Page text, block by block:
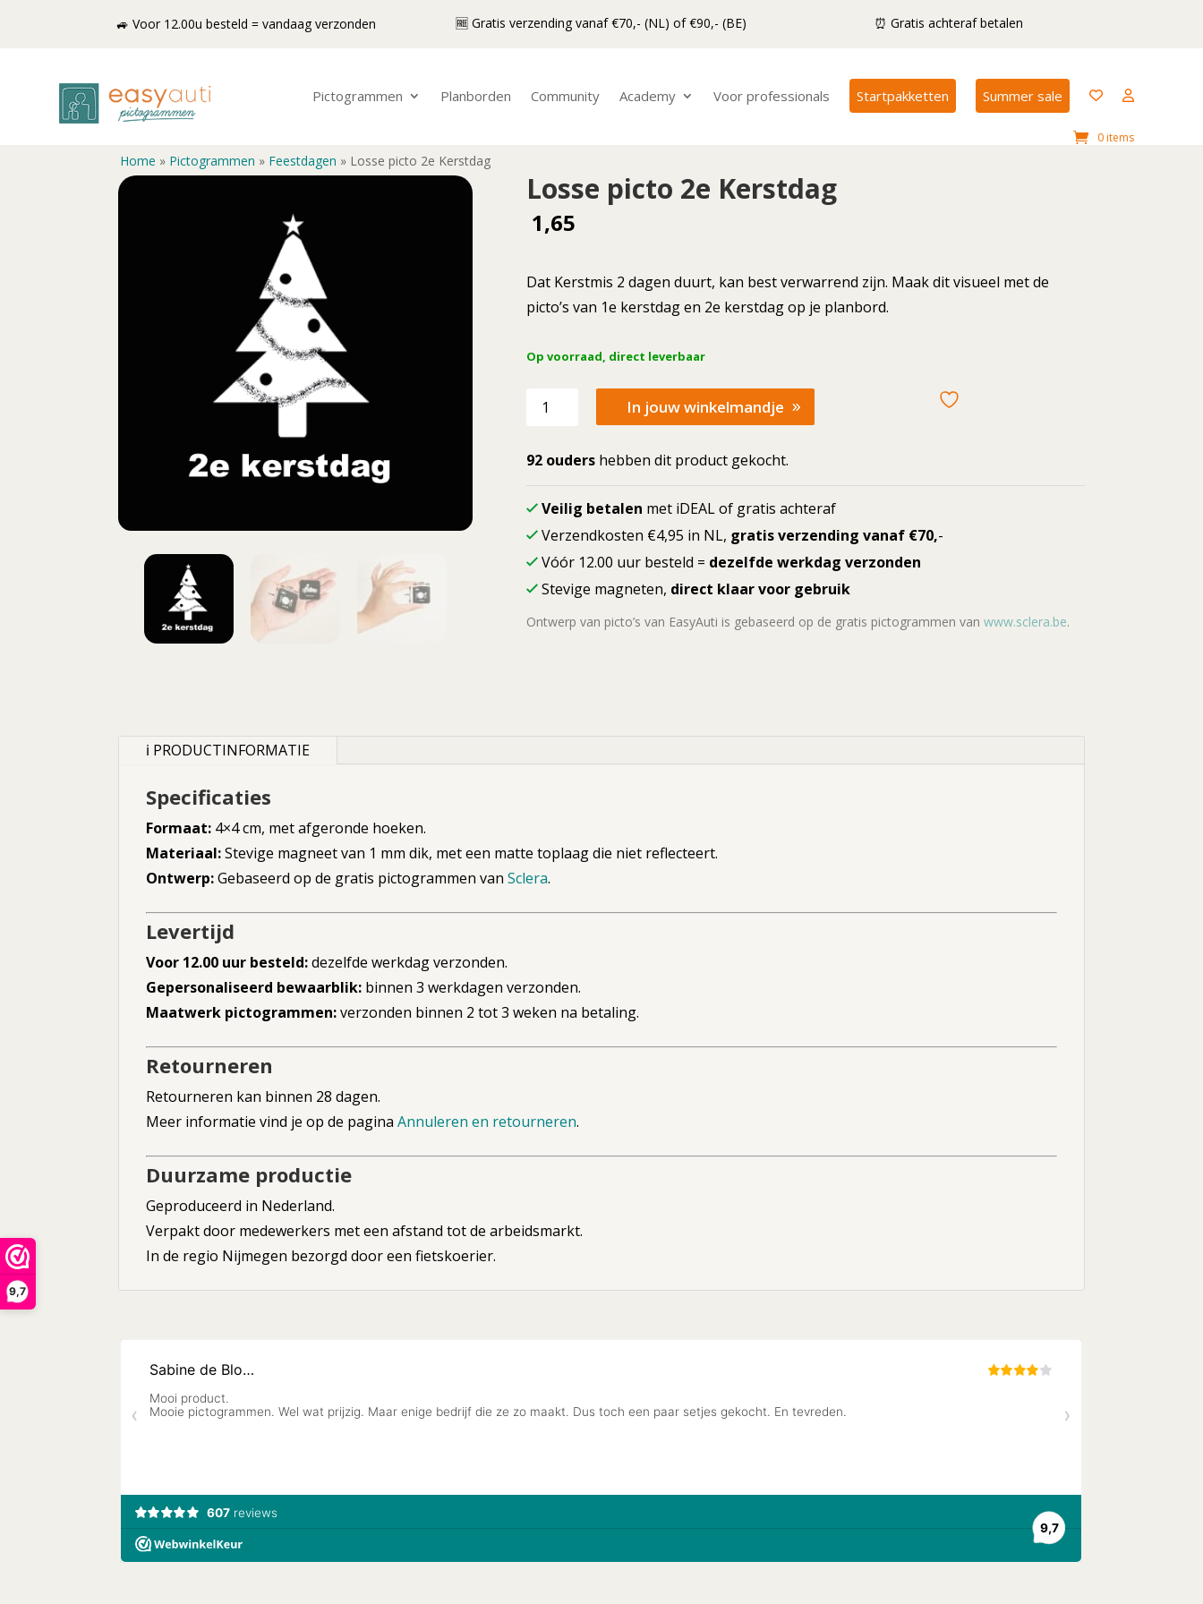
9,7
🚙 Voor 12.00u besteld = vandaag verzonden 🆓 Gratis verzending vanaf €70,- (NL) of €90,- (BE) ⏰ Gratis achteraf betalen
Pictogrammen Planborden Community Academy Voor professionals Startpakketten Summer sale
0 items
Home » Pictogrammen » Feestdagen » Losse picto 2e Kerstdag
Losse picto 2e Kerstdag
1,65
Dat Kerstmis 2 dagen duurt, kan best verwarrend zijn. Maak dit visueel met de
picto’s van 1e kerstdag en 2e kerstdag op je planbord.
Op voorraad, direct leverbaar
picto
Kerstdag
In jouw winkelmandje
92 oudershebben dit product gekocht.
Veilig betalen met iDEAL of gratis achteraf
Verzendkosten €4,95 in NL, gratis verzending vanaf €70,-
Vóór 12.00 uur besteld = dezelfde werkdag verzonden
Stevige magneten, direct klaar voor gebruik
Ontwerp van picto’s van EasyAuti is gebaseerd op de gratis pictogrammen van www.sclera.be.
ℹ PRODUCTINFORMATIE
Specificaties
Formaat: 4×4 cm, met afgeronde hoeken.
Materiaal:Stevige magneet van 1 mm dik, met een matte toplaag die niet reflecteert.
Ontwerp:Gebaseerd op de gratis pictogrammen van Sclera.
Levertijd
Voor 12.00 uur besteld:dezelfde werkdag verzonden.
Gepersonaliseerd bewaarblik: binnen 3 werkdagen verzonden.
Maatwerk pictogrammen:verzonden binnen 2 tot 3 weken na betaling.
Retourneren
Retourneren kan binnen 28 dagen.
Meer informatie vind je op de pagina Annuleren en retourneren.
Duurzame productie
Geproduceerd in Nederland.
Verpakt door medewerkers met een afstand tot de arbeidsmarkt.
In de regio Nijmegen bezorgd door een fietskoerier.